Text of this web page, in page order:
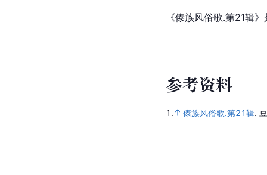
《傣族风俗歌.第21辑
参考资料
1. 傣族风俗歌.第21辑.